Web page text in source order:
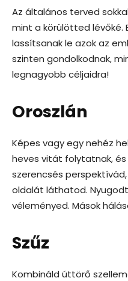
Az általános terved
mint a körülötted lévőké.
lassítsanak le azok az
szinten gondolkodnak,
legnagyobb céljaidra!
Oroszlán
Képes vagy egy nehéz
heves vitát folytatnak,
szerencsés
oldalát láthatod.
véleményed. Mások
Szűz
Kombináld úttörő